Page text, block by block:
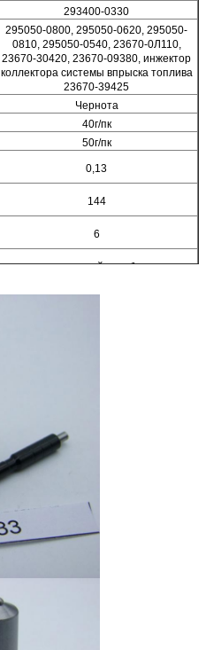
293400-0330
295050-0800, 295050-0620, 295050-
0810, 295050-0540, 23670-0Л110,
23670-30420, 23670-09380, инжектор
коллектора системы впрыска топлива
23670-39425
Чернота
40г/пк
50г/пк
0,13
144
6
дизельный корабль